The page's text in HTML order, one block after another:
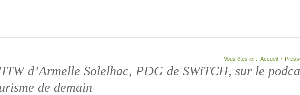
Vous êtes ici : Accueil /
d’Armelle Solelhac, PDG de SWiTCH, sur le
de demain